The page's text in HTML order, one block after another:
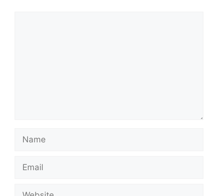
Name
Email
Website